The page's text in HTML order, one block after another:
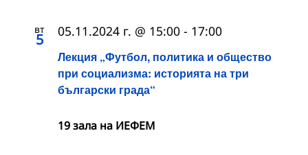
вт
5
Лекция „Футбол, политика и общество
при социализма: историята на три
български града“
05.11.2024 г. @ 15:00 - 17:00
19 зала на ИЕФЕМ